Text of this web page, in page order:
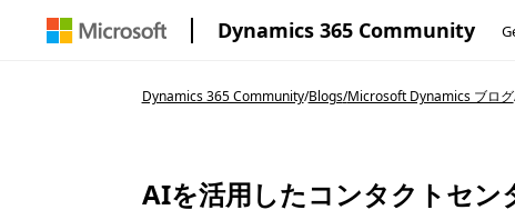
Dynamics 365 Community
Dynamics 365 Community/Blogs/Microsoft Dynamics ブログ
AIを活用したコンタクトセ